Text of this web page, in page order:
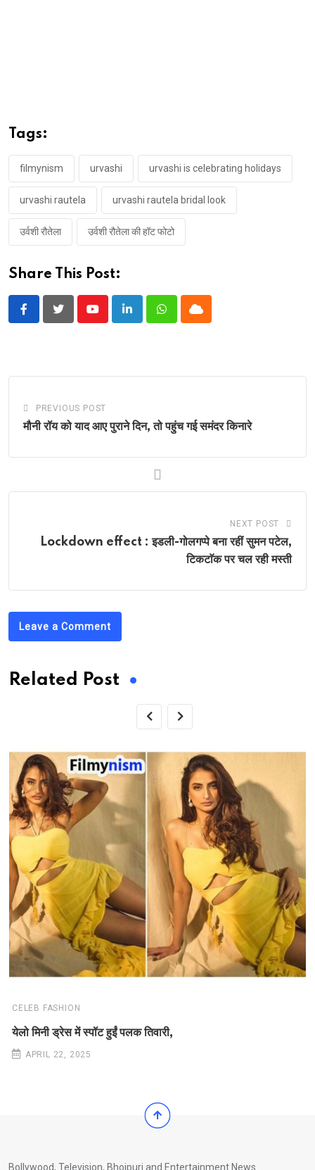
Tags:
filmynism urvashi urvashi is celebrating holidays
urvashi rautela urvashi rautela bridal look
उर्वशी रौतेला उर्वशी रौतेला की हॉट फोटो
Share This Post:
YoutubeLinkedInWhatsappCloud
PREVIOUS POST
मौनी रॉय को याद आए पुराने दिन, तो पहुंच गई समंदर किनारे
NEXT POST
Lockdown effect : इडली-गोलगप्पे बना रहीं सुमन पटेल,
टिकटाॅक पर चल रही मस्ती
Leave a Comment
Related Post
CELEB FASHION
येलो मिनी ड्रेस में स्पॉट हुईं पलक तिवारी,
APRIL 22, 2025
Bollywood, Television, Bhojpuri and Entertainment News